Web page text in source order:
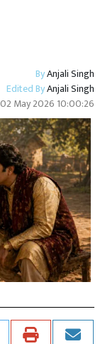
ByAnjali Singh
Edited ByAnjali Singh
02 May 2026 10:00:26